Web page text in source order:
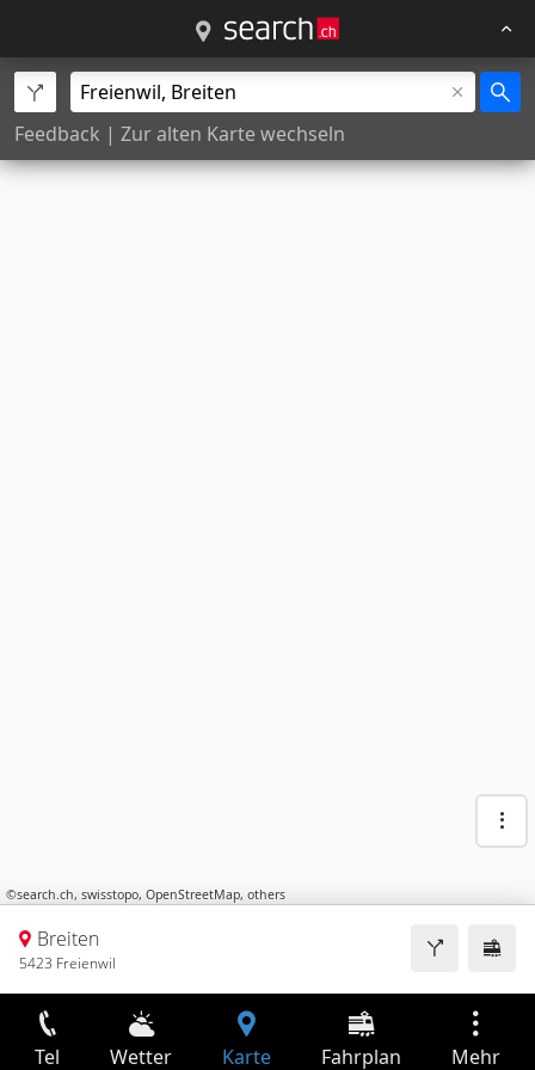
Feedback | Zur alten Karte wechseln
©search.ch, swisstopo, OpenStreetMap, others
Breiten
5423 Freienwil
Tel Wetter Karte Fahrplan Mehr